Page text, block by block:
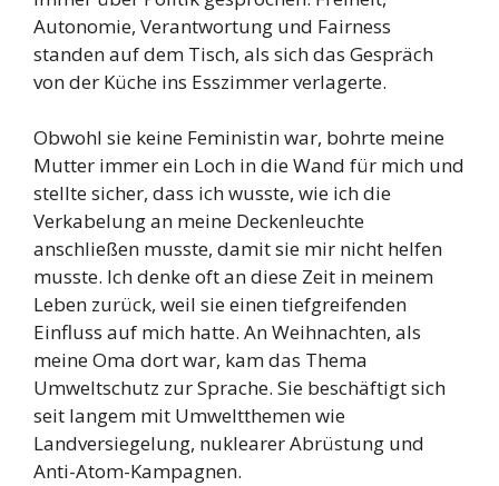
Autonomie, Verantwortung und Fairness
standen auf dem Tisch, als sich das Gespräch
von der Küche ins Esszimmer verlagerte.
Obwohl sie keine Feministin war, bohrte meine
Mutter immer ein Loch in die Wand für mich und
stellte sicher, dass ich wusste, wie ich die
Verkabelung an meine Deckenleuchte
anschließen musste, damit sie mir nicht helfen
musste. Ich denke oft an diese Zeit in meinem
Leben zurück, weil sie einen tiefgreifenden
Einfluss auf mich hatte. An Weihnachten, als
meine Oma dort war, kam das Thema
Umweltschutz zur Sprache. Sie beschäftigt sich
seit langem mit Umweltthemen wie
Landversiegelung, nuklearer Abrüstung und
Anti-Atom-Kampagnen.